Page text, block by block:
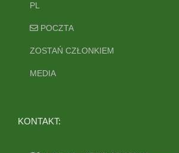
PL
POCZTA
ZOSTAŃ CZŁONKIEM
MEDIA
KONTAKT: